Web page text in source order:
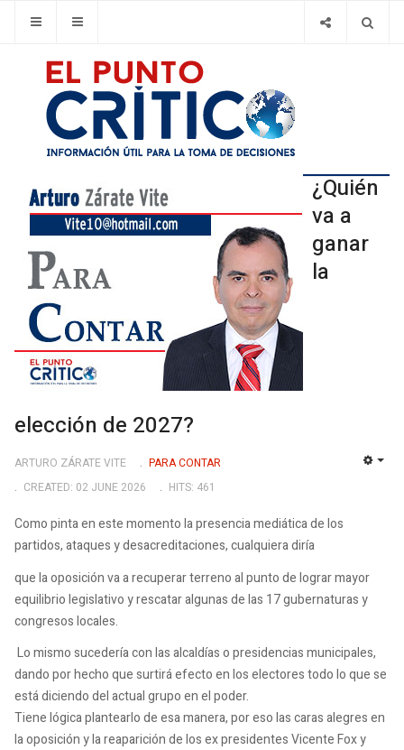
¿Quién
va a
ganar
la
elección de 2027?
ARTURO ZÁRATE VITE
PARA CONTAR
CREATED: 02 JUNE 2026
HITS: 461
Como pinta en este momento la presencia mediática de los
partidos, ataques y desacreditaciones, cualquiera diría
que la oposición va a recuperar terreno al punto de lograr mayor
equilibrio legislativo y rescatar algunas de las 17 gubernaturas y
congresos locales.
Lo mismo sucedería con las alcaldías o presidencias municipales,
dando por hecho que surtirá efecto en los electores todo lo que se
está diciendo del actual grupo en el poder.
Tiene lógica plantearlo de esa manera, por eso las caras alegres en
la oposición y la reaparición de los ex presidentes Vicente Fox y